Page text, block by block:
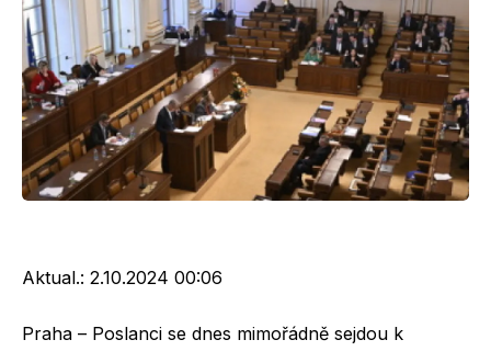
Aktual.: 2.10.2024 00:06
Praha – Poslanci se dnes mimořádně sejdou k